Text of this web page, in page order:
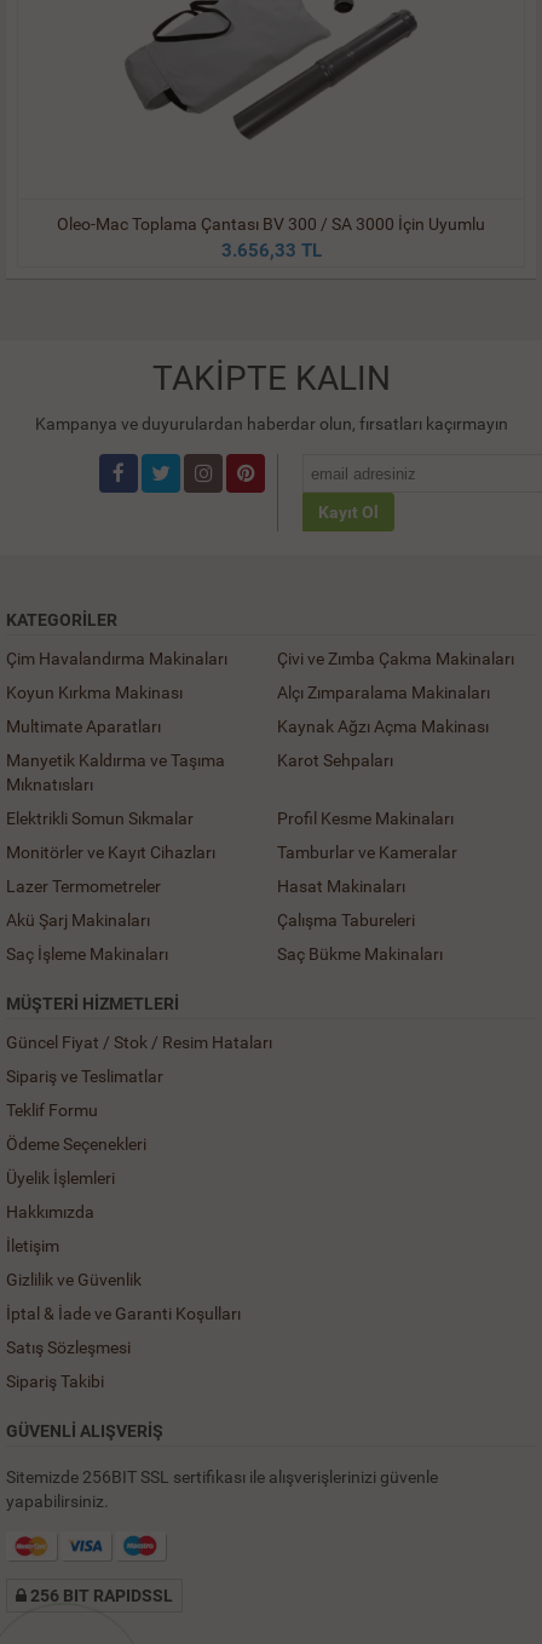
Oleo-Mac Toplama Çantası BV 300 / SA 3000 İçin Uyumlu
3.656,33 TL
TAKİPTE KALIN
Kampanya ve duyurulardan haberdar olun, fırsatları kaçırmayın
Kayıt Ol
KATEGORILER
Çim Havalandırma Makinaları
Çivi ve Zımba Çakma Makinaları
Koyun Kırkma Makinası
Alçı Zımparalama Makinaları
Multimate Aparatları
Kaynak Ağzı Açma Makinası
Manyetik Kaldırma ve Taşıma
Mıknatısları
Karot Sehpaları
Elektrikli Somun Sıkmalar
Profil Kesme Makinaları
Monitörler ve Kayıt Cihazları
Tamburlar ve Kameralar
Lazer Termometreler
Hasat Makinaları
Akü Şarj Makinaları
Çalışma Tabureleri
Saç İşleme Makinaları
Saç Bükme Makinaları
MÜŞTERI HIZMETLERI
Güncel Fiyat / Stok / Resim Hataları
Sipariş ve Teslimatlar
Teklif Formu
Ödeme Seçenekleri
Üyelik İşlemleri
Hakkımızda
İletişim
Gizlilik ve Güvenlik
İptal & İade ve Garanti Koşulları
Satış Sözleşmesi
Sipariş Takibi
GÜVENLİ ALIŞVERİŞ
Sitemizde 256BIT SSL sertifikası ile alışverişlerinizi güvenle
yapabilirsiniz.
256 BIT RAPIDSSL